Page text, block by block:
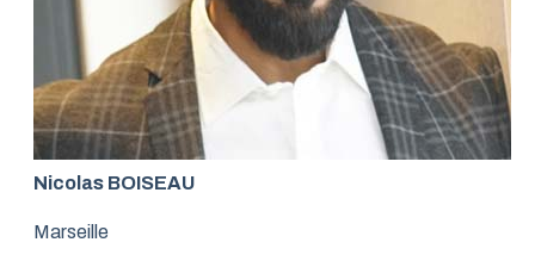
Nicolas BOISEAU
Marseille